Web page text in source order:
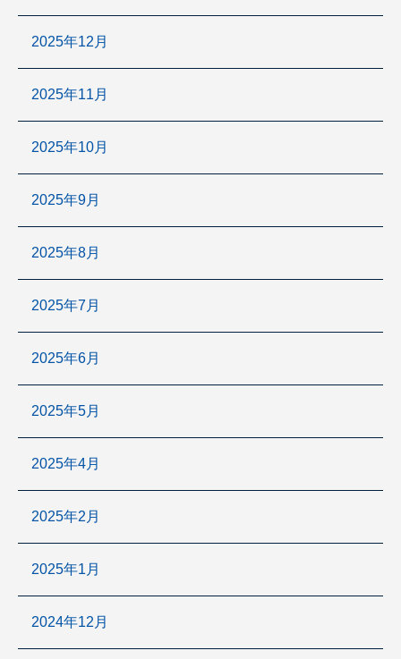
2025年12月
2025年11月
2025年10月
2025年9月
2025年8月
2025年7月
2025年6月
2025年5月
2025年4月
2025年2月
2025年1月
2024年12月